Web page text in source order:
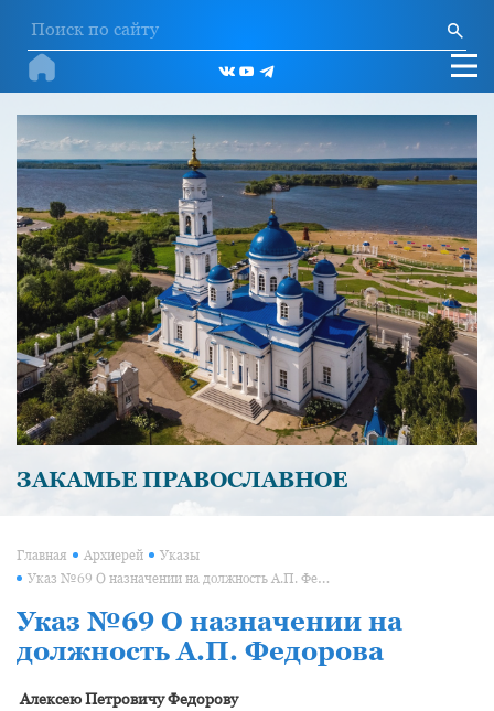
ЗАКАМЬЕ ПРАВОСЛАВНОЕ
Главная Архиерей Указы
Указ №69 О назначении на должность А.П. Федорова
Указ №69 О назначении на
должность А.П. Федорова
Алексею Петровичу Федорову